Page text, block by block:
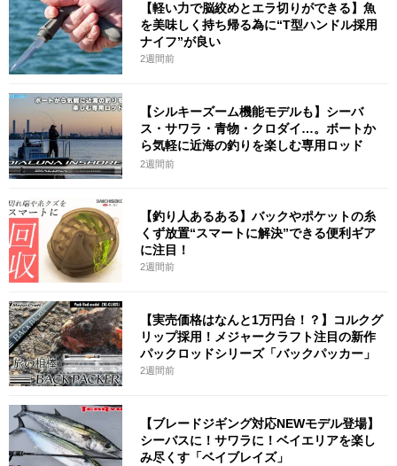
【軽い力で脳絞めとエラ切りができる】魚
を美味しく持ち帰る為に“T型ハンドル採用
ナイフ”が良い
2週間前
【シルキーズーム機能モデルも】シーバ
ス・サワラ・青物・クロダイ…。ボートか
ら気軽に近海の釣りを楽しむ専用ロッド
「ディ
2週間前
【釣り人あるある】バックやポケットの糸
くず放置“スマートに解決”できる便利ギア
に注目！
2週間前
【実売価格はなんと1万円台！？】コルクグ
リップ採用！メジャークラフト注目の新作
パックロッドシリーズ「バックパッカー」
2週間前
【ブレードジギング対応NEWモデル登場】
シーバスに！サワラに！ベイエリアを楽し
み尽くす「ベイブレイズ」